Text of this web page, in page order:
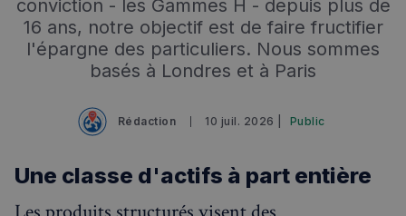
Recherche
Rechercher dans Français à Londres - Magazine
Annuaire des professionnels
conviction - les Gammes H - depuis plus de
16 ans, notre objectif est de faire fructifier
l'épargne des particuliers. Nous sommes
basés à Londres et à Paris
Rédaction 10 juil. 2026 | Public
Une classe d'actifs à part entière